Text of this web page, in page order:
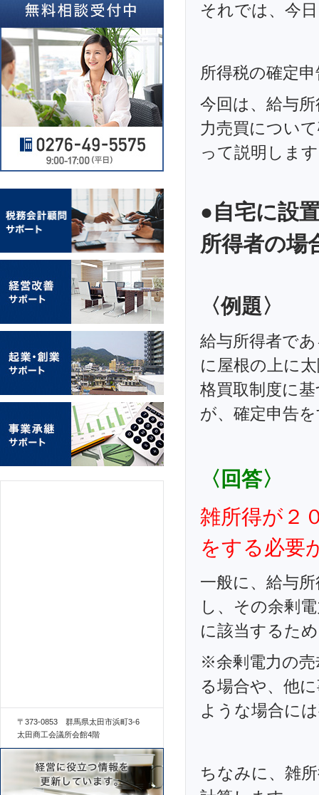
それでは、今
所得税の確定
今回は、給与
力売買につい
って説明しま
●自宅に設
所得者の場
〈例題〉
給与所得者で
に屋根の上に
格買取制度に
が、確定申告
〈回答〉
雑所得が２
をする必要
一般に、給与
し、その余剰
に該当するた
※余剰電力の
る場合や、他
ような場合に
ちなみに、雑
〒373-0853 群馬県太田市浜町3-6
太田商工会議所会館4階